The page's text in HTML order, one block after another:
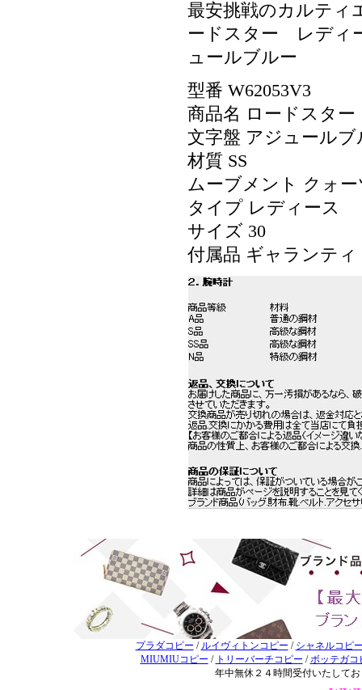
最安挑戦のカルティ
ードスター レディ
ュールブルー
型番 W62053V3
商品名 ロードスタ
文字盤 アジュールブ
材質 SS
ムーブメント クォー
タイプ レディース
サイズ 30
付属品 ギャランテ
プラダコピー / ルイヴィトンコピー / シャネルコピ
MIUMIUコピー / トリーバーチコピー /ボッテガコ
年中無休２４時間受付いたして